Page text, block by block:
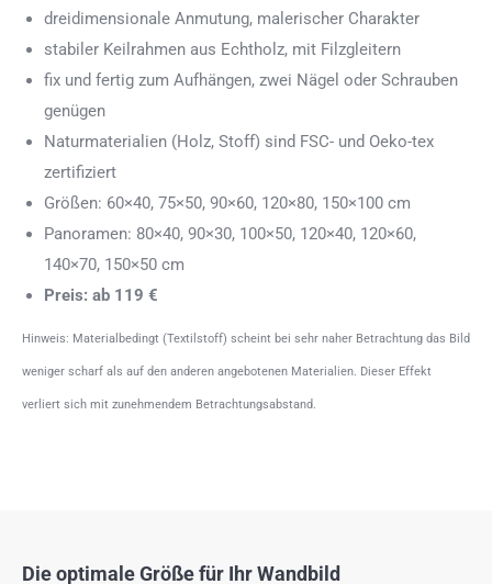
dreidimensionale Anmutung, malerischer Charakter
stabiler Keilrahmen aus Echtholz, mit Filzgleitern
fix und fertig zum Aufhängen, zwei Nägel oder Schrauben
genügen
Naturmaterialien (Holz, Stoff) sind FSC- und Oeko-tex
zertifiziert
Größen: 60×40, 75×50, 90×60, 120×80, 150×100 cm
Panoramen: 80×40, 90×30, 100×50, 120×40, 120×60,
140×70, 150×50 cm
Preis: ab 119 €
Hinweis: Materialbedingt (Textilstoff) scheint bei sehr naher Betrachtung das Bild
weniger scharf als auf den anderen angebotenen Materialien. Dieser Effekt
verliert sich mit zunehmendem Betrachtungsabstand.
Die optimale Größe für Ihr Wandbild